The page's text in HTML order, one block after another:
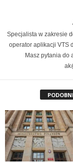
Specjalista w zakresie
operator aplikacji VTS
Masz pytania do